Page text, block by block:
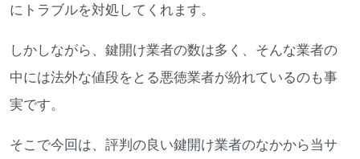
にトラブルを対処してくれます。
しかしながら、鍵開け業者の数は多く、そんな業者の
中には法外な値段をとる悪徳業者が紛れているのも事
実です。
そこで今回は、評判の良い鍵開け業者のなかから当サ